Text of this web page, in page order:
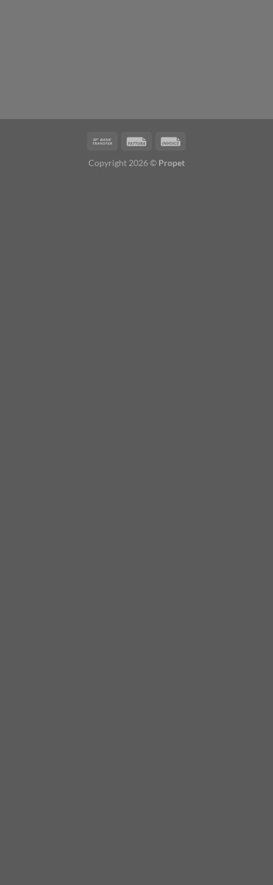
Copyright 2026 © Propet